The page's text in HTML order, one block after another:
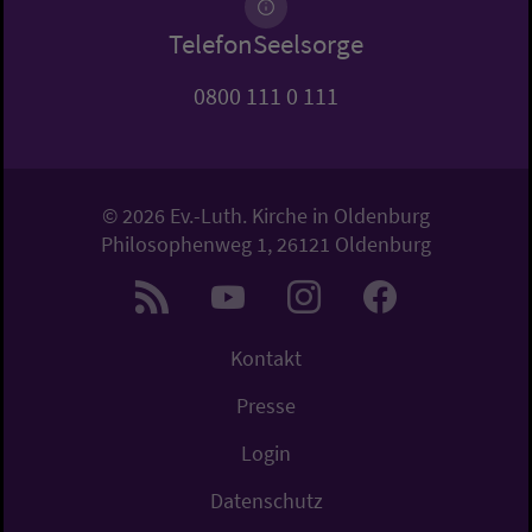
TelefonSeelsorge
0800 111 0 111
© 2026 Ev.-Luth. Kirche in Oldenburg
Philosophenweg 1, 26121 Oldenburg
Kontakt
Presse
Login
Datenschutz